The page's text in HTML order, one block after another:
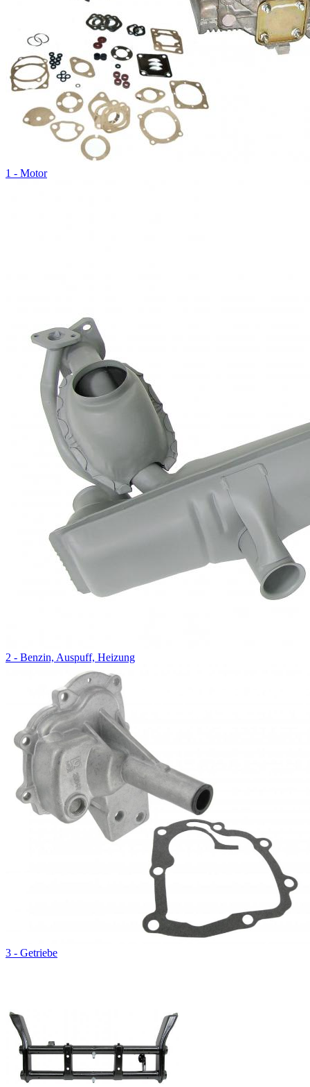
1 - Motor
2 - Benzin, Auspuff, Heizung
3 - Getriebe